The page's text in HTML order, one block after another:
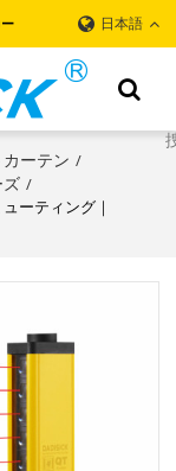
日本語
ーテン /
/
ーティング｜